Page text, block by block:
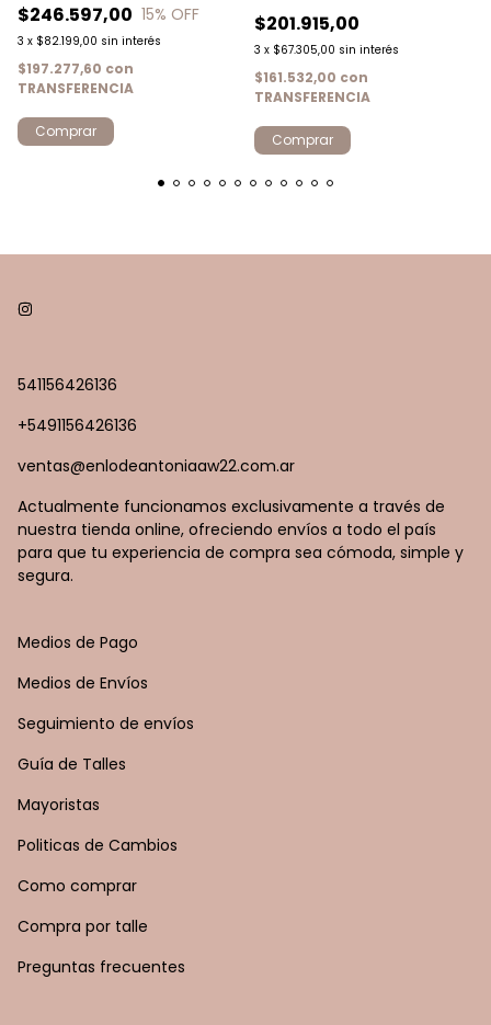
$246.597,00 15% OFF
3 x $82.199,00 sin interés
$197.277,60 con
TRANSFERENCIA
Comprar
$201.915,00
3 x $67.305,00 sin interés
$161.532,00 con
TRANSFERENCIA
Comprar
541156426136
+5491156426136
ventas@enlodeantoniaaw22.com.ar
Actualmente funcionamos exclusivamente a través de
nuestra tienda online, ofreciendo envíos a todo el país
para que tu experiencia de compra sea cómoda, simple y
segura.
Medios de Pago
Medios de Envíos
Seguimiento de envíos
Guía de Talles
Mayoristas
Politicas de Cambios
Como comprar
Compra por talle
Preguntas frecuentes